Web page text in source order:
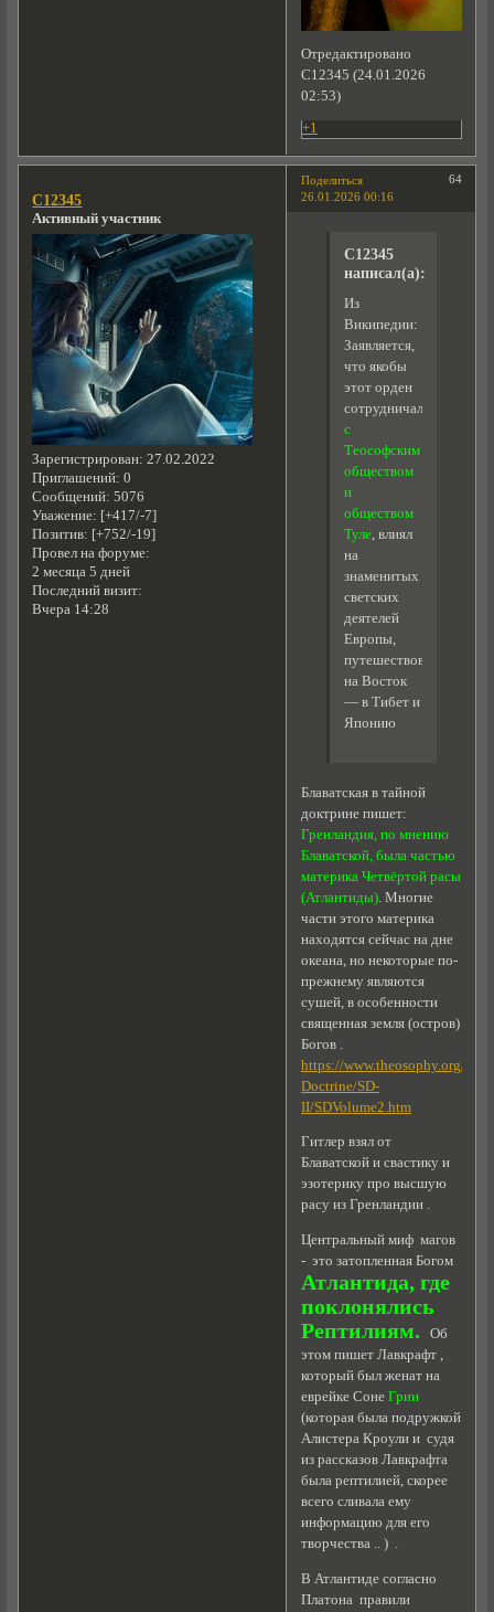
Отредактировано
C12345 (24.01.2026
02:53)
+1
Поделиться
64
26.01.2026 00:16
C12345
Активный участник
Зарегистрирован: 27.02.2022
Приглашений: 0
Сообщений: 5076
Уважение: [+417/-7]
Позитив: [+752/-19]
Провел на форуме:
2 месяца 5 дней
Последний визит:
Вчера 14:28
C12345
написал(а):
Из
Википедии:
Заявляется,
что якобы
этот орден
сотрудничал
с
Теософским
обществом
и
обществом
Туле, влиял
на
знаменитых
светских
деятелей
Европы,
путешествовавших
на Восток
— в Тибет и
Японию
Блаватская в тайной
доктрине пишет:
Гренландия, по мнению
Блаватской, была частью
материка Четвёртой расы
(Атлантиды). Многие
части этого материка
находятся сейчас на дне
океана, но некоторые по-
прежнему являются
сушей, в особенности
священная земля (остров)
Богов .
https://www.theosophy.org/
Doctrine/SD-
II/SDVolume2.htm
Гитлер взял от
Блаватской и свастику и
эзотерику про высшую
расу из Гренландии .
Центральный миф магов
- это затопленная Богом
Атлантида, где
поклонялись
Рептилиям. Об
этом пишет Лавкрафт ,
который был женат на
еврейке Соне Грин
(которая была подружкой
Алистера Кроули и судя
из рассказов Лавкрафта
была рептилией, скорее
всего сливала ему
информацию для его
творчества .. ) .
В Атлантиде согласно
Платона правили